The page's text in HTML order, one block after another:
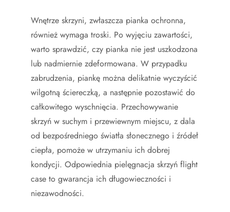
Wnętrze skrzyni, zwłaszcza pianka ochronna,
również wymaga troski. Po wyjęciu zawartości,
warto sprawdzić, czy pianka nie jest uszkodzona
lub nadmiernie zdeformowana. W przypadku
zabrudzenia, piankę można delikatnie wyczyścić
wilgotną ściereczką, a następnie pozostawić do
całkowitego wyschnięcia. Przechowywanie
skrzyń w suchym i przewiewnym miejscu, z dala
od bezpośredniego światła słonecznego i źródeł
ciepła, pomoże w utrzymaniu ich dobrej
kondycji. Odpowiednia pielęgnacja skrzyń flight
case to gwarancja ich długowieczności i
niezawodności.